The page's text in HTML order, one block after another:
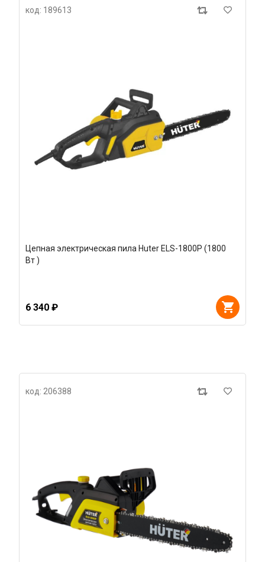
код: 189613
Цепная электрическая пила Huter ELS-1800P (1800
Вт )
6 340 ₽
код: 206388